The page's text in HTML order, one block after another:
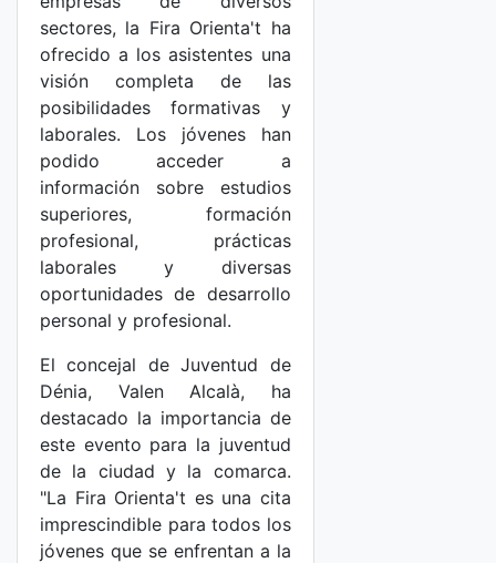
sectores, la Fira Orienta't ha
ofrecido a los asistentes una
visión completa de las
posibilidades formativas y
laborales. Los jóvenes han
podido acceder a
información sobre estudios
superiores, formación
profesional, prácticas
laborales y diversas
oportunidades de desarrollo
personal y profesional.
El concejal de Juventud de
Dénia, Valen Alcalà, ha
destacado la importancia de
este evento para la juventud
de la ciudad y la comarca.
"La Fira Orienta't es una cita
imprescindible para todos los
jóvenes que se enfrentan a la